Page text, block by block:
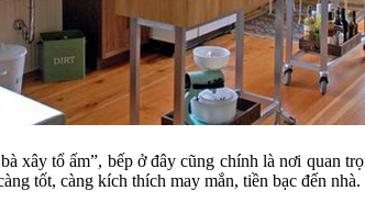
xây tổ ấm”, bếp ở đây cũng chính là nơi quan
tốt, càng kích thích may mắn, tiền bạc đến nhà.